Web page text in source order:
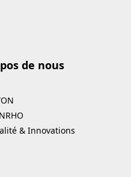
de nous
& Innovations